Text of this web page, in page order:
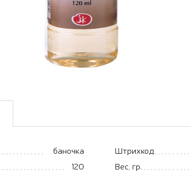
баночка
120
Штрихкод
Вес, гр.